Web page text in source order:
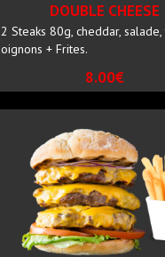
DOUBLE CHEESE
2 Steaks 80g, cheddar, salade,
oignons + Frites.
8.00€